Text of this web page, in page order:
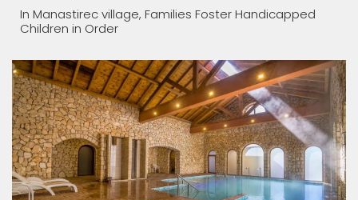
The water rich in minerals is rarity in Europe